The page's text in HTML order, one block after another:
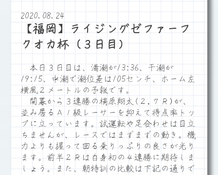
2020.08.24
【福岡】ライジングゼファーフ
クオカ杯（３日目）
本日３日目は、満潮が13:36、干潮が
19:15、中潮で潮位差は105センチ、ホーム左
横風２メートルの予報です。
開幕から３連勝の楠原翔太(２,７Ｒ)が、
並み居るＡ１級レーサーを抑えて得点率トッ
プに立っています。試運転や足合わせは目立
ちませんが、レースではまずまずの動き。機
力よりも握って回る乗りっぷりの良さが光り
ます。前半２Ｒは自身初の４連勝に期待しま
しょう。また、朝特訓の比較は下記の通りで